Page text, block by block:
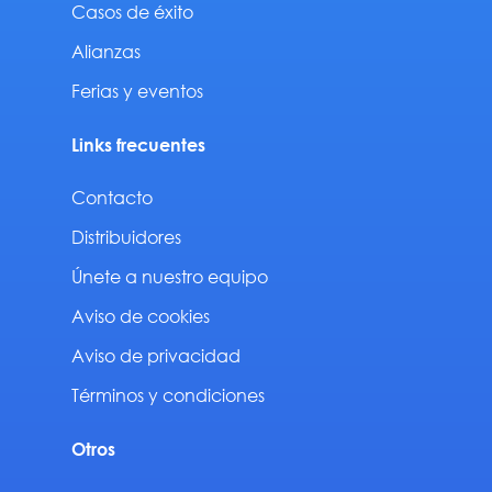
Casos de éxito
Alianzas
Ferias y eventos
Links frecuentes
Contacto
Distribuidores
Únete a nuestro equipo
Aviso de cookies
Aviso de privacidad
Términos y condiciones
Otros